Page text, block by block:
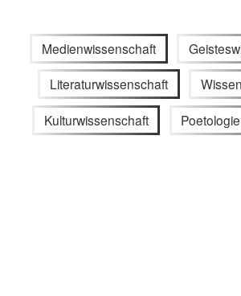
Medienwissenschaft
Literaturwissenschaft
Kulturwissenschaft